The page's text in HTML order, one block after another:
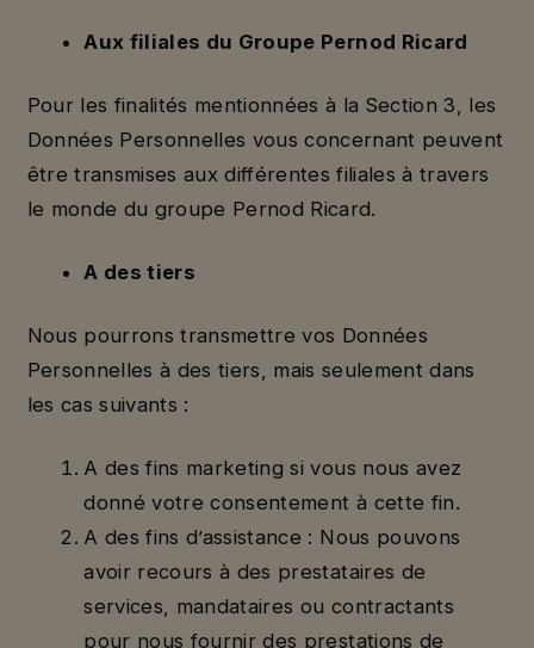
Aux filiales du Groupe Pernod Ricard
Pour les finalités mentionnées à la Section 3, les
Données Personnelles vous concernant peuvent
être transmises aux différentes filiales à travers
le monde du groupe Pernod Ricard.
A des tiers
Nous pourrons transmettre vos Données
Personnelles à des tiers, mais seulement dans
les cas suivants :
A des fins marketing si vous nous avez
donné votre consentement à cette fin.
A des fins d’assistance : Nous pouvons
avoir recours à des prestataires de
services, mandataires ou contractants
pour nous fournir des prestations de